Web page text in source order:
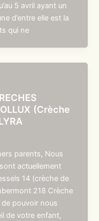
5 avril ayant un
d’entre elle est la
qui ne
(Crèche
parents, Nous
actuellement
14 (crèche de
218 Crèche
pouvoir nous
de votre enfant,